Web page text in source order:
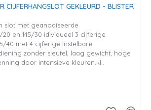
CIJFERHANGSLOT GEKLEURD - BLISTER
slot met geanodiseerde
20 en 145/30 idividueel 3 cijferige
40 met 4 cijferige instelbare
zonder sleutel, laag gewicht, hoge
door intensieve kleuren.kl..